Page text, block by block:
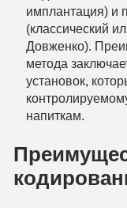
имплантация) и
(классический
Довженко).
метода
установок,
напиткам.